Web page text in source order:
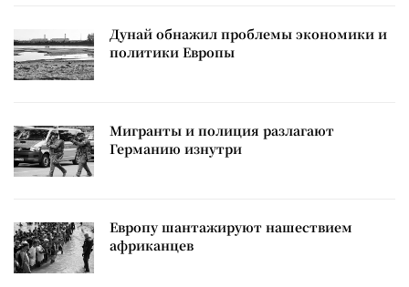
Дунай обнажил проблемы экономики и
политики Европы
Мигранты и полиция разлагают
Германию изнутри
Европу шантажируют нашествием
африканцев